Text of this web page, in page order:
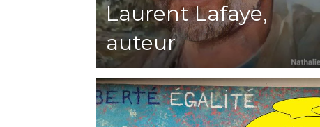
Laurent Lafaye,
auteur